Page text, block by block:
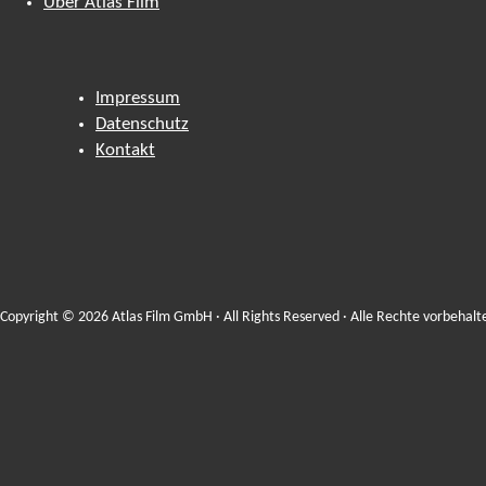
Impressum
Datenschutz
Kontakt
Copyright © 2026 Atlas Film GmbH · All Rights Reserved · Alle Rechte